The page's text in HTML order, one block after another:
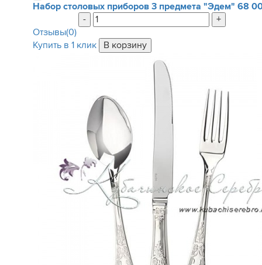
Набор столовых приборов 3 предмета "Эдем" 68
-
+
Отзывы(0)
Купить в 1 клик